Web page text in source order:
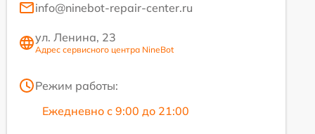
info@ninebot-repair-center.ru
ул. Ленина, 23
Адрес сервисного центра NineBot
Режим работы:
Ежедневно с 9:00 до 21:00